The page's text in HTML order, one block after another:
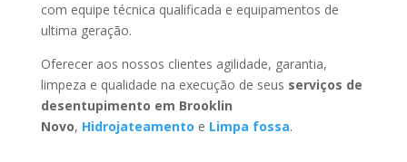
com equipe técnica qualificada e equipamentos de
ultima geração.
Oferecer aos nossos clientes agilidade, garantia,
limpeza e qualidade na execução de seus serviços de
desentupimento em Brooklin
Novo, Hidrojateamento e Limpa fossa.